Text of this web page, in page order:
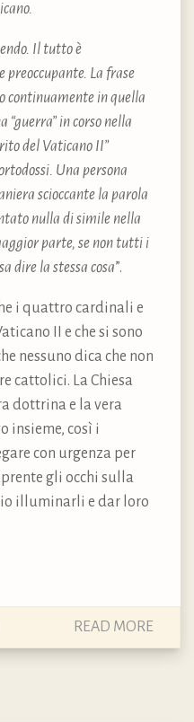
Il tutto è
preoccupante. La frase
continuamente in quella
“guerra” in corso nella
del Vaticano II”
Una persona
scioccante la parola
nulla di simile nella
parte, se non tutti i
dire la stessa cosa”.
i quattro cardinali e
II e che si sono
nessuno dica che non
cattolici. La Chiesa
dottrina e la vera
insieme, così i
con urgenza per
gli occhi sulla
illuminarli e dar loro
READ MORE